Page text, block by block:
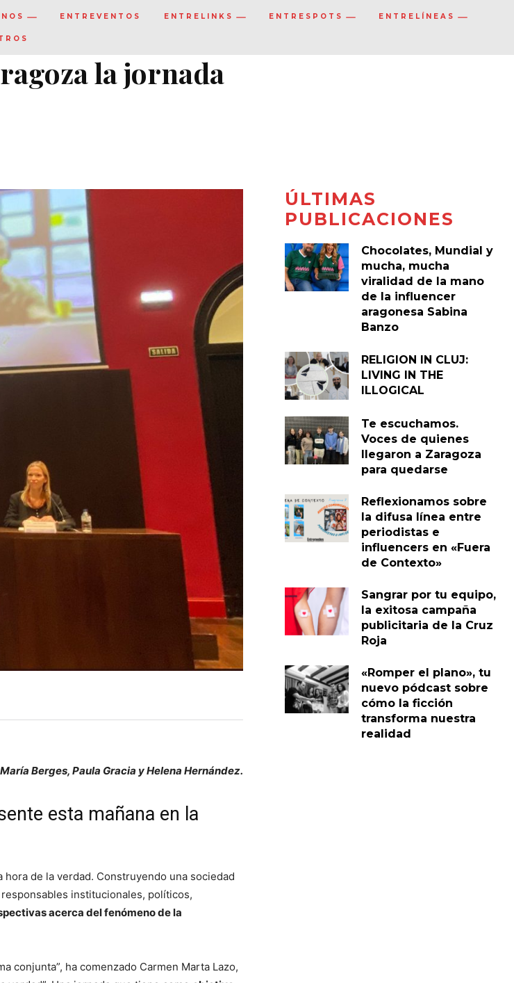
ENTREVENTOS ENTRELINKS ENTRESPOTS ENTRELÍNEAS
la jornada
Berges, Paula Gracia y Helena Hernández.
esta mañana en la
hora de la verdad. Construyendo una sociedad
institucionales, políticos,
acerca del fenómeno de la
conjunta”, ha comenzado Carmen Marta Lazo,
ÚLTIMAS
PUBLICACIONES
Chocolates, Mundial y
mucha, mucha
viralidad de la mano
de la influencer
aragonesa Sabina
Banzo
RELIGION IN CLUJ:
LIVING IN THE
ILLOGICAL
Te escuchamos.
Voces de quienes
llegaron a Zaragoza
para quedarse
Reflexionamos sobre
la difusa línea entre
periodistas e
influencers en «Fuera
de Contexto»
Sangrar por tu equipo,
la exitosa campaña
publicitaria de la Cruz
Roja
«Romper el plano», tu
nuevo pódcast sobre
cómo la ficción
transforma nuestra
realidad